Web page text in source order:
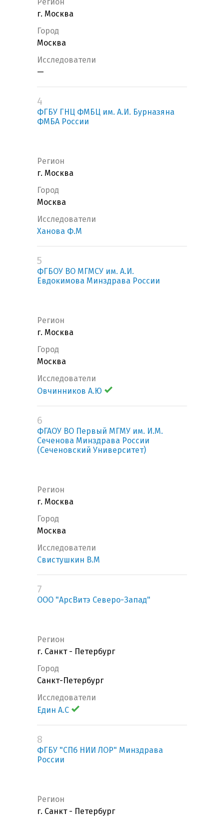
Регион
г. Москва
Город
Москва
Исследователи
—
4
ФГБУ ГНЦ ФМБЦ им. А.И. Бурназяна
ФМБА России
Регион
г. Москва
Город
Москва
Исследователи
Ханова Ф.М
5
ФГБОУ ВО МГМСУ им. А.И.
Евдокимова Минздрава России
Регион
г. Москва
Город
Москва
Исследователи
Овчинников А.Ю
6
ФГАОУ ВО Первый МГМУ им. И.М.
Сеченова Минздрава России
(Сеченовский Университет)
Регион
г. Москва
Город
Москва
Исследователи
Свистушкин В.М
7
ООО "АрсВитэ Северо-Запад"
Регион
г. Санкт - Петербург
Город
Санкт-Петербург
Исследователи
Един А.С
8
ФГБУ "СПб НИИ ЛОР" Минздрава
России
Регион
г. Санкт - Петербург